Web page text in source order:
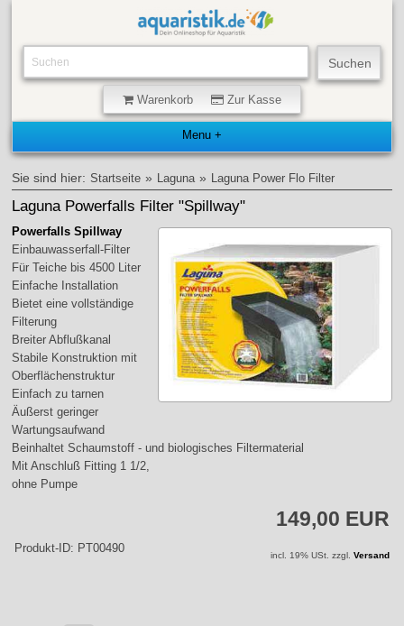
Warenkorb Zur Kasse
Sie sind hier: Startseite » Laguna » Laguna Power Flo Filter
Laguna Powerfalls Filter "Spillway"
Powerfalls Spillway
Einbauwasserfall-Filter
Für Teiche bis 4500 Liter
Einfache Installation
Bietet eine vollständige
Filterung
Breiter Abflußkanal
Stabile Konstruktion mit
Oberflächenstruktur
Einfach zu tarnen
Äußerst geringer
Wartungsaufwand
Beinhaltet Schaumstoff - und biologisches Filtermaterial
Mit Anschluß Fitting 1 1/2,
ohne Pumpe
149,00 EUR
Produkt-ID: PT00490
incl. 19% USt. zzgl. Versand